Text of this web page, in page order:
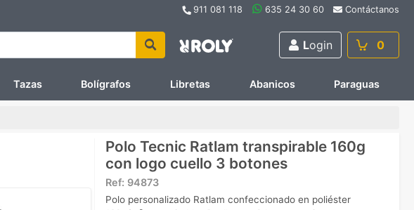
911 081 118 635 24 30 60 Contáctanos
Login 0
Tazas Bolígrafos Libretas Abanicos Paraguas
Polo Tecnic Ratlam transpirable 160g
con logo cuello 3 botones
Ref: 94873
Polo personalizado Ratlam confeccionado en poliéster